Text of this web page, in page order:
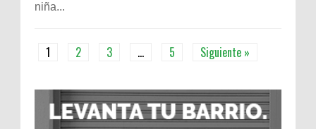
niña...
1 2 3 … 5 Siguiente »